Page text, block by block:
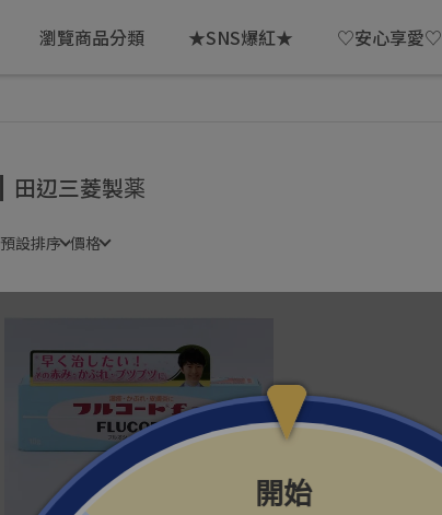
瀏覽商品分類 ★SNS爆紅★ ♡安心享愛♡
田辺三菱製薬
預設排序 價格